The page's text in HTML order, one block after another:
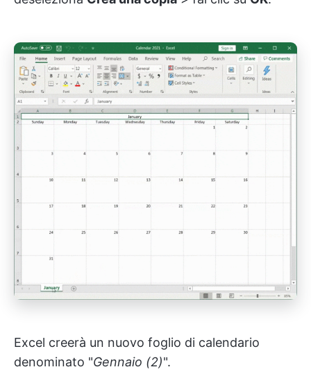
Excel creerà un nuovo foglio di calendario
denominato "Gennaio (2)".